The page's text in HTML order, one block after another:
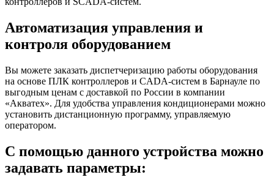
Автоматизация управления и
контроля оборудованием
Вы можете заказать диспетчеризацию работы оборудования
на основе ПЛК контроллеров и CADA-систем в Барнауле по
выгодным ценам с доставкой по России в компании
«Акватех». Для удобства управления кондиционерами можно
установить дистанционную программу, управляемую
оператором.
С помощью данного устройства можно
задавать параметры: